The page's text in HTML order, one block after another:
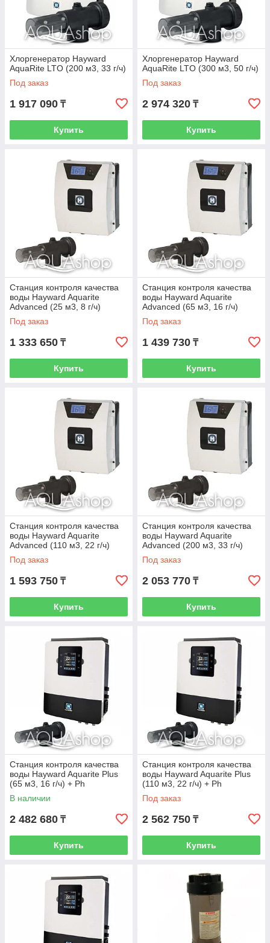
Хлоргенератор Hayward
AquaRite LTO (200 м3, 33 г/ч)
Под заказ
1 917 090 ₸
Купить
Хлоргенератор Hayward
AquaRite LTO (300 м3, 50 г/ч)
Под заказ
2 974 320 ₸
Купить
Станция контроля качества
воды Hayward Aquarite
Advanced (25 м3, 8 г/ч)
Под заказ
1 333 650 ₸
Купить
Станция контроля качества
воды Hayward Aquarite
Advanced (65 м3, 16 г/ч)
Под заказ
1 439 730 ₸
Купить
Станция контроля качества
воды Hayward Aquarite
Advanced (110 м3, 22 г/ч)
Под заказ
1 593 750 ₸
Купить
Станция контроля качества
воды Hayward Aquarite
Advanced (200 м3, 33 г/ч)
Под заказ
2 053 770 ₸
Купить
Станция контроля качества
воды Hayward Aquarite Plus
(65 м3, 16 г/ч) + Ph
В наличии
2 482 680 ₸
Купить
Станция контроля качества
воды Hayward Aquarite Plus
(110 м3, 22 г/ч) + Ph
Под заказ
2 562 750 ₸
Купить